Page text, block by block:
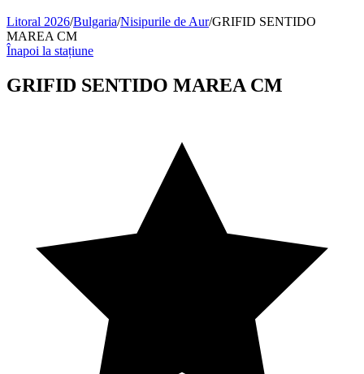
Litoral 2026/Bulgaria/Nisipurile de Aur/GRIFID SENTIDO
MAREA CM
Înapoi la stațiune
GRIFID SENTIDO MAREA CM